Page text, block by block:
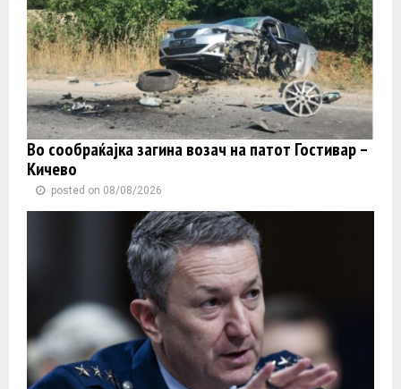
Во сообраќајка загина возач на патот Гостивар –
Кичево
posted on 08/08/2026